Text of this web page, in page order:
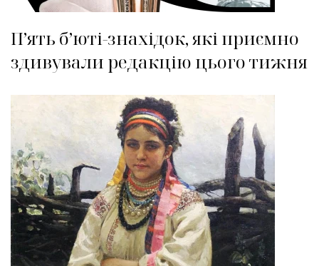
П’ять б’юті-знахідок, які приємно
здивували редакцію цього тижня